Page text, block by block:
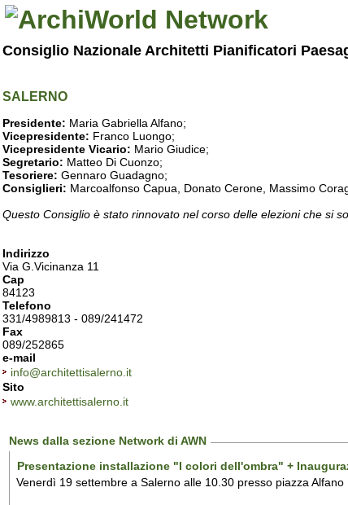
Consiglio Nazionale Architetti Pianificatori
SALERNO
Presidente: Maria Gabriella Alfano;
Vicepresidente: Franco Luongo;
Vicepresidente Vicario: Mario Giudice;
Segretario: Matteo Di Cuonzo;
Tesoriere: Gennaro Guadagno;
Consiglieri: Marcoalfonso Capua, Donato Cerone, Massimo
Questo Consiglio è stato rinnovato nel corso delle elezioni che si
Indirizzo
Via G.Vicinanza 11
Cap
84123
Telefono
331/4989813 - 089/241472
Fax
089/252865
e-mail
info@architettisalerno.it
Sito
www.architettisalerno.it
News dalla sezione Network di AWN
Presentazione installazione "I colori dell'ombra" +
Venerdì 19 settembre a Salerno alle 10.30 presso piazza